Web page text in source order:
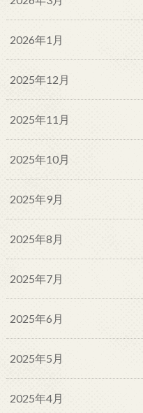
2026年1月
2025年12月
2025年11月
2025年10月
2025年9月
2025年8月
2025年7月
2025年6月
2025年5月
2025年4月